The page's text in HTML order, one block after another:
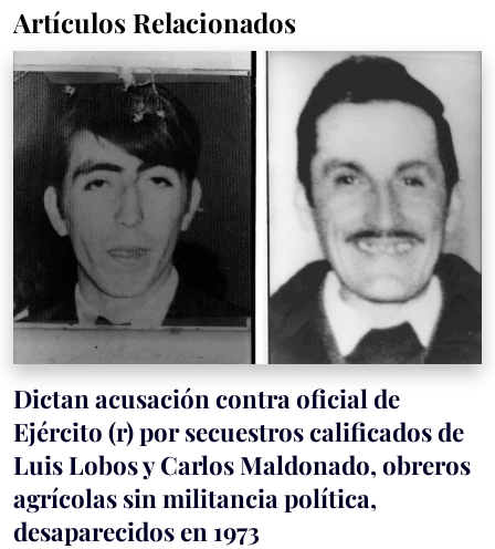
Artículos Relacionados
Dictan acusación contra oficial de
Ejército (r) por secuestros calificados de
Luis Lobos y Carlos Maldonado, obreros
agrícolas sin militancia política,
desaparecidos en 1973